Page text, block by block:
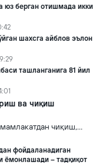
юз берган отишмада икки
шахсга айблов эълон
ташланганига 81 йил
ва чиқиш
чиқиш,
бўйича янги
фойдаланадиган
ёмонлашади – тадқиқот